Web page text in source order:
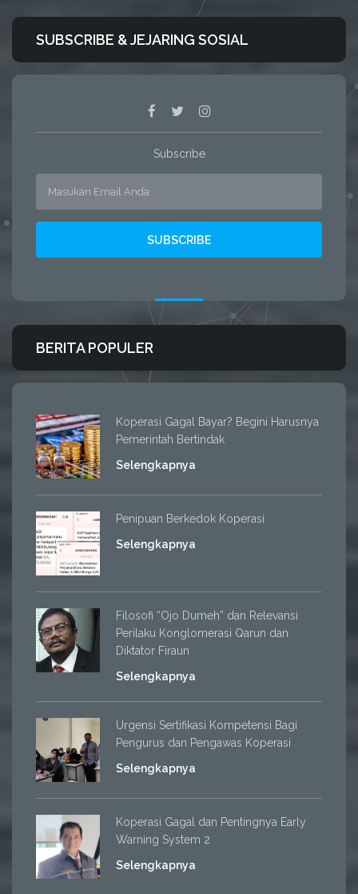
SUBSCRIBE & JEJARING SOSIAL
Subscribe
BERITA POPULER
Koperasi Gagal Bayar? Begini Harusnya
Pemerintah Bertindak
Selengkapnya
Penipuan Berkedok Koperasi
Selengkapnya
Filosofi “Ojo Dumeh” dan Relevansi
Perilaku Konglomerasi Qarun dan
Diktator Firaun
Selengkapnya
Urgensi Sertifikasi Kompetensi Bagi
Pengurus dan Pengawas Koperasi
Selengkapnya
Koperasi Gagal dan Pentingnya Early
Warning System 2
Selengkapnya